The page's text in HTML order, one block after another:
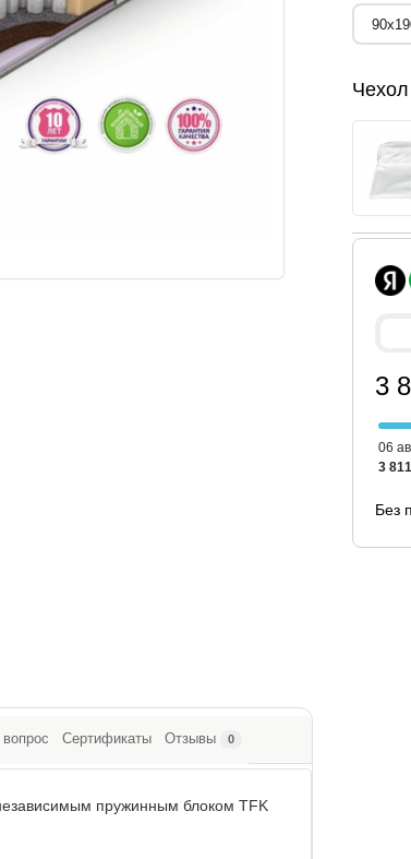
Чехол
3
06
3
Без
Сертификаты Отзывы 0
пружинным блоком TFK